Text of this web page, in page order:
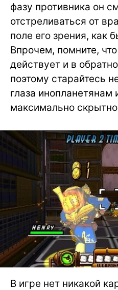
фазу противника он
отстреливаться от
поле его зрения, как
Впрочем, помните,
действует и в
поэтому старайтесь
глаза инопланетянам
максимально
В игре нет никакой